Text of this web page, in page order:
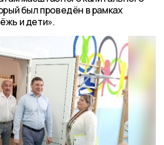
был проведён в рамках
и дети».